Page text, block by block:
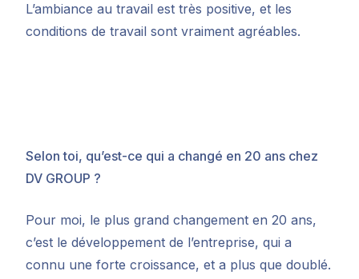
L’ambiance au travail est très positive, et les
conditions de travail sont vraiment agréables.
Selon toi, qu’est-ce qui a changé en 20 ans chez
DV GROUP ?
Pour moi, le plus grand changement en 20 ans,
c’est le développement de l’entreprise, qui a
connu une forte croissance, et a plus que doublé.